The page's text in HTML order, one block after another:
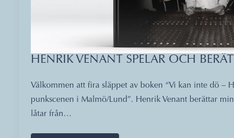
HENRIK VENANT SPELAR OCH
Välkommen att fira släppet av boken “Vi kan inte dö –
punkscenen i Malmö/Lund”. Henrik Venant berättar
låtar från…